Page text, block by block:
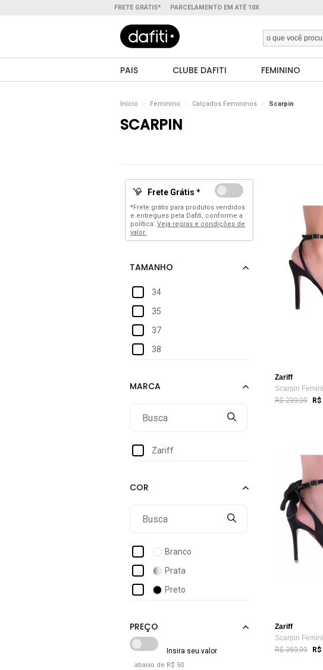
FRETE GRÁTIS* PARCELAMENTO EM ATÉ 10X
PAIS CLUBE DAFITI FEMININO
Início Feminino Calçados Femininos Scarpin
SCARPIN
Frete Grátis *
*Frete grátis para produtos vendidos
e entregues pela Dafiti, conforme a
política: Veja regras e condições de
valor.
34
35
37
38
Zariff
Branco
Prata
Preto
abaixo de R$ 50
Zariff
R$ 299,99
Zariff
R$ 359,99